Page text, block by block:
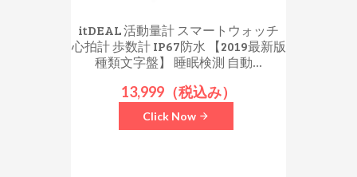
itDEAL 活動量計 スマートウォッチ
心拍計 歩数計 IP67防水 【2019最新版
種類文字盤】 睡眠検測 自動...
13,999（税込み）
Click Now